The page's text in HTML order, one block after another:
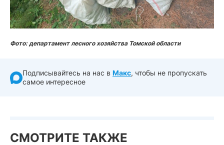
Фото: департамент лесного хозяйства Томской области
Подписывайтесь на нас в Макс, чтобы не пропускать
самое интересное
СМОТРИТЕ ТАКЖЕ